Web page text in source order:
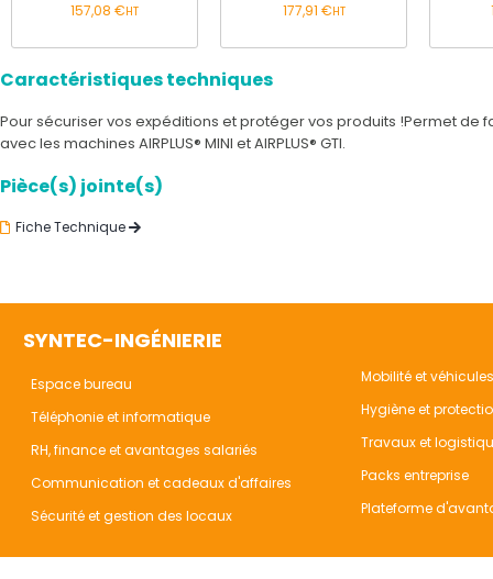
157,08 €HT 177,91 €HT
Caractéristiques techniques
Pour sécuriser vos expéditions et protéger vos produits !Permet de
avec les machines AIRPLUS® MINI et AIRPLUS® GTI.
Pièce(s) jointe(s)
Fiche Technique
SYNTEC-INGÉNIERIE
Espace bureau
Téléphonie et informatique
RH, finance et avantages salariés
Communication et cadeaux d'affaires
Sécurité et gestion des locaux
Mobilité et véhicules
Hygiène et
Travaux et
Packs entreprise
Plateforme